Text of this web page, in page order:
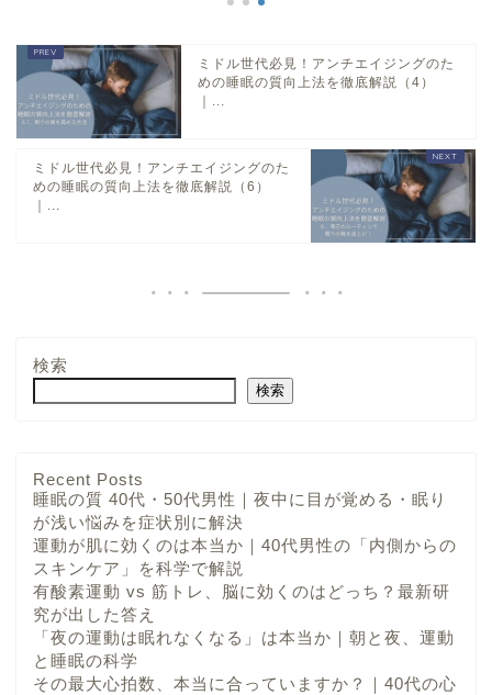
ミドル世代必見！アンチエイジングのた
めの睡眠の質向上法を徹底解説（4）
｜...
ミドル世代必見！アンチエイジングのた
めの睡眠の質向上法を徹底解説（6）
｜...
検索
検索
Recent Posts
睡眠の質 40代・50代男性｜夜中に目が覚める・眠り
が浅い悩みを症状別に解決
運動が肌に効くのは本当か｜40代男性の「内側からの
スキンケア」を科学で解説
有酸素運動 vs 筋トレ、脳に効くのはどっち？最新研
究が出した答え
「夜の運動は眠れなくなる」は本当か｜朝と夜、運動
と睡眠の科学
その最大心拍数、本当に合っていますか？｜40代の心